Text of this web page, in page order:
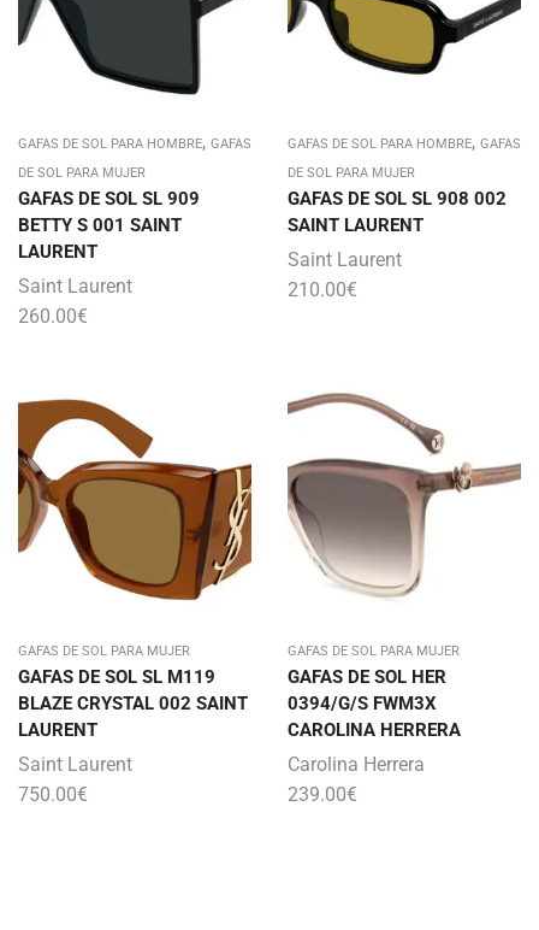
GAFAS DE SOL PARA HOMBRE, GAFAS
DE SOL PARA MUJER
GAFAS DE SOL SL 909
BETTY S 001 SAINT
LAURENT
Saint Laurent
260.00€
GAFAS DE SOL PARA HOMBRE, GAFAS
DE SOL PARA MUJER
GAFAS DE SOL SL 908 002
SAINT LAURENT
Saint Laurent
210.00€
GAFAS DE SOL PARA MUJER
GAFAS DE SOL SL M119
BLAZE CRYSTAL 002 SAINT
LAURENT
Saint Laurent
750.00€
GAFAS DE SOL PARA MUJER
GAFAS DE SOL HER
0394/G/S FWM3X
CAROLINA HERRERA
Carolina Herrera
239.00€